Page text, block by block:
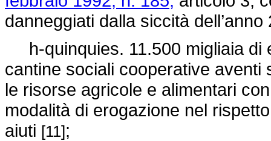
danneggiati dalla siccità
h-quinquies. 11.500 migliaia di
cantine sociali cooperative aventi
le risorse agricole e alimentari
modalità di erogazione nel
aiuti [11];